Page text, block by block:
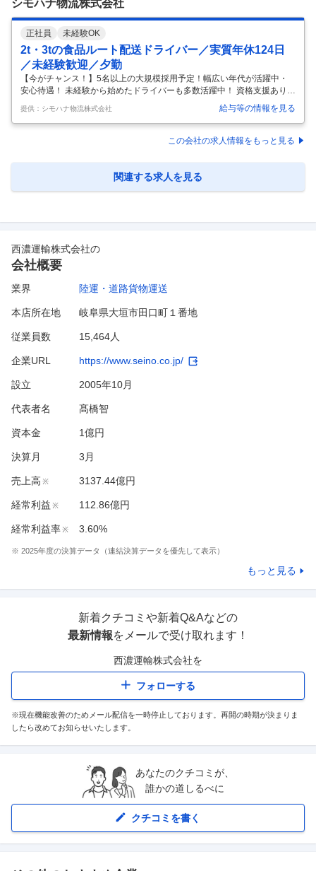
シモハナ物流株式会社
正社員 未経験OK
2t・3tの食品ルート配送ドライバー／実質年休124日
／未経験歓迎／夕勤
【今がチャンス！】5名以上の大規模採用予定！幅広い年代が活躍中・
安心待遇！ 未経験から始めたドライバーも多数活躍中！ 資格支援ありで
キャリアアップできる♪安定した環境で長く続けやすいのが魅力。 業界
大手のコンビニエンスストアへ食品を配送するお仕事です。 ★固定ルー
ト配送で再配達なし！ ★温度管理や時間管理など配送ノウハウが自然に
身につく ★荷役作業はリフトや台車などを使用！ ★長年付き合いのある
はじめは先輩の隣に乗る研修からスタートし、慣れてきたら1日12～13
件ほど回れるようになります。6～8名のチームを組み、決まったル
提供：シモハナ物流株式会社 給与等の情報を見る
この会社の求人情報をもっと見る
関連する求人を見る
西濃運輸株式会社の
会社概要
業界 陸運・道路貨物運送
本店所在地 岐阜県大垣市田口町１番地
従業員数 15,464人
企業URL https://www.seino.co.jp/
設立 2005年10月
代表者名 髙橋智
資本金 1億円
決算月 3 月
売上高 ※ 3137.44億円
経常利益 ※ 112.86億円
経常利益率※ 3.60%
※ 2025年度の決算データ（連結決算データを優先して表示）
もっと見る
新着クチコミや新着Q&Aなどの
最新情報をメールで受け取れます！
西濃運輸株式会社を
フォローする
※現在機能改善のためメール配信を一時停止しております。再開の時期が決まりま
したら改めてお知らせいたします。
あなたのクチコミが、
誰かの道しるべに
クチコミを書く